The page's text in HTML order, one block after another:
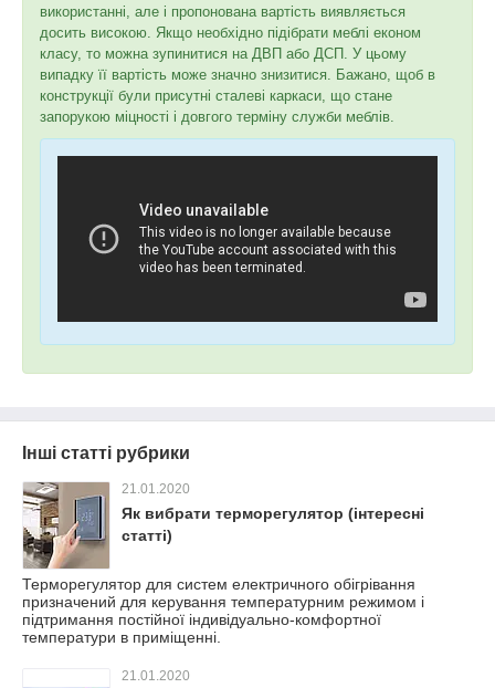
використанні, але і пропонована вартість виявляється
досить високою. Якщо необхідно підібрати меблі економ
класу, то можна зупинитися на ДВП або ДСП. У цьому
випадку її вартість може значно знизитися. Бажано, щоб в
конструкції були присутні сталеві каркаси, що стане
запорукою міцності і довгого терміну служби меблів.
Інші статті рубрики
21.01.2020
Як вибрати терморегулятор (інтересні
статті)
Терморегулятор для систем електричного обігрівання
призначений для керування температурним режимом і
підтримання постійної індивідуально-комфортної
температури в приміщенні.
21.01.2020